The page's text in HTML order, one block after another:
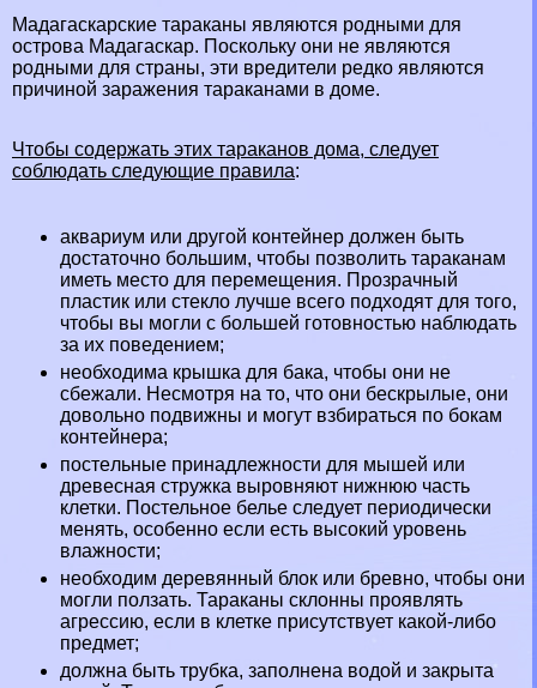
Мадагаскарские таpaканы являются родными для
острова Мадагаскар. Поскольку они не являются
родными для страны, эти вредители редко являются
причиной заражения таpaканами в доме.
Чтобы содержать этих таpaканов дома, следует
соблюдать следующие правила:
аквариум или другой контейнер должен быть
достаточно большим, чтобы позволить таpaканам
иметь место для перемещения. Прозрачный
пластик или стекло лучше всего подходят для того,
чтобы вы могли с большей готовностью наблюдать
за их поведением;
необходима крышка для бака, чтобы они не
сбежали. Несмотря на то, что они бескрылые, они
довольно подвижны и могут взбираться по бокам
контейнера;
пocтeльные принадлежности для мышей или
древесная стружка выровняют нижнюю часть
клетки. Постельное белье следует периодически
менять, особенно если есть высокий уровень
влажности;
необходим деревянный блок или бревно, чтобы они
могли ползать. Таpaканы склонны проявлять
агрессию, если в клетке присутствует какой-либо
предмет;
должна быть трубка, заполнена водой и закрыта